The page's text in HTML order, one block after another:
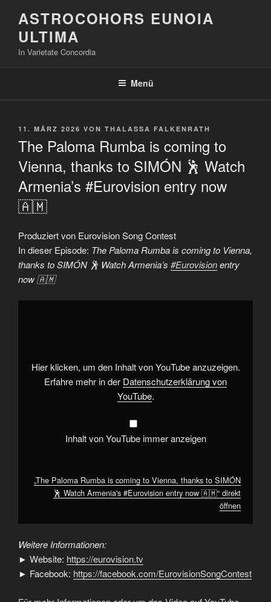
Inhalt
springen
ASTROCOHORS EUNOIA
ULTIMA
In Varietate Concordia
Menü
VERÖFFENTLICHT
11. MÄRZ 2026 VON THALASSA FALKENRATH
The Paloma Rumba is coming to
Vienna, thanks to SIMÓN 🕺 Watch
Armenia’s #Eurovision entry now
🇦🇲
Produziert von Eurovision Song Contest
In dieser Episode: The Paloma Rumba is coming to Vienna,
thanks to SIMÓN 🕺 Watch Armenia’s #Eurovisionentry
now 🇦🇲
„The
thanks
SIMÓN
Hier klicken, um den Inhalt von YouTube anzuzeigen.
Erfahre mehr in der Datenschutzerklärung von
YouTube.
Inhalt von YouTube immer anzeigen
„The Paloma Rumba is coming to Vienna, thanks to SIMÓN
🕺 Watch Armenia's #Eurovision entry now 🇦🇲“ direkt
öffnen
Weitere Informationen:
► Website: https://eurovision.tv
► Facebook: https://facebook.com/EurovisionSongContest